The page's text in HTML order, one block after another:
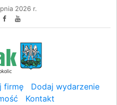
2026 r.
firmę
Dodaj wydarzenie
Kontakt